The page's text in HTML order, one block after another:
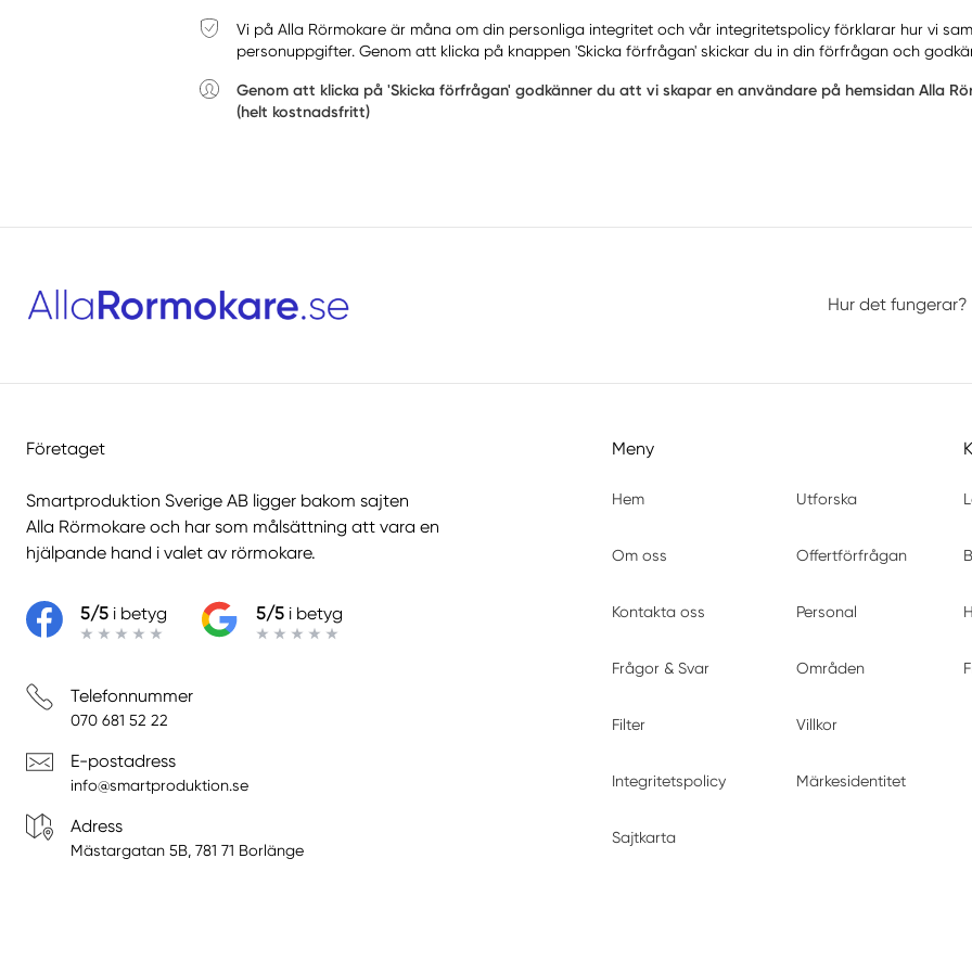
Vi på Alla Rörmokare är måna om din personliga integritet och vår integritetspolicy förklarar hur vi
personuppgifter. Genom att klicka på knappen 'Skicka förfrågan' skickar du in din förfrågan och
Genom att klicka på 'Skicka förfrågan' godkänner du att vi skapar en användare på hemsidan Alla
(helt kostnadsfritt)
Hur det fungerar?
Företaget
Smartproduktion Sverige AB ligger bakom sajten
Alla Rörmokare och har som målsättning att vara en
hjälpande hand i valet av rörmokare.
5/5 i betyg 5/5 i betyg
Telefonnummer
070 681 52 22
E-postadress
info@smartproduktion.se
Adress
Mästargatan 5B, 781 71 Borlänge
Meny
Hem Utforska
Om oss Offertförfrågan
Kontakta oss Personal
Frågor & Svar Områden
Filter Villkor
Integritetspolicy Märkesidentitet
Sajtkarta